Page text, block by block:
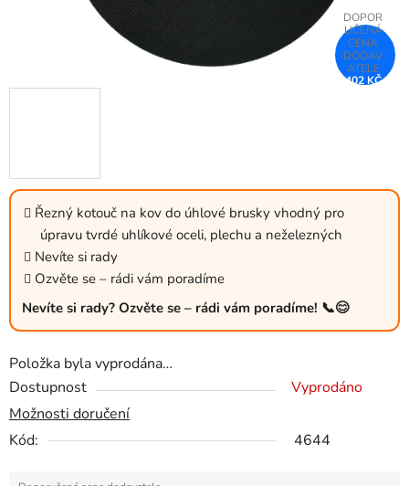
Řezný kotouč na kov do úhlové brusky vhodný pro
úpravu tvrdé uhlíkové oceli, plechu a neželezných
Nevíte si rady
Ozvěte se – rádi vám poradíme
Nevíte si rady? Ozvěte se – rádi vám poradíme! 📞😊
Položka byla vyprodána…
Dostupnost
Vyprodáno
Možnosti doručení
Kód:
4644
402 KČ